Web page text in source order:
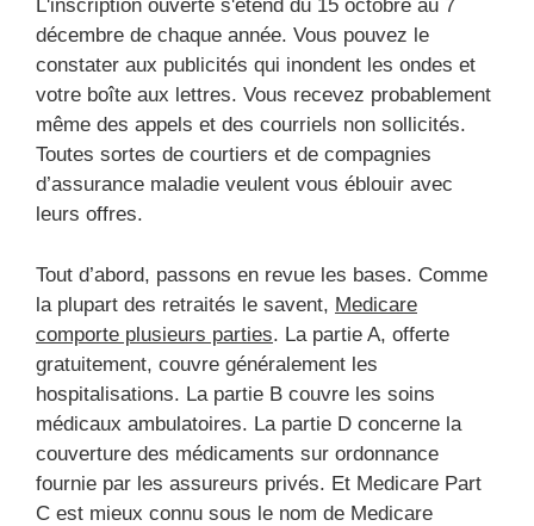
L'inscription ouverte s'étend du 15 octobre au 7
décembre de chaque année. Vous pouvez le
constater aux publicités qui inondent les ondes et
votre boîte aux lettres. Vous recevez probablement
même des appels et des courriels non sollicités.
Toutes sortes de courtiers et de compagnies
d’assurance maladie veulent vous éblouir avec
leurs offres.
Tout d’abord, passons en revue les bases. Comme
la plupart des retraités le savent, Medicare
comporte plusieurs parties. La partie A, offerte
gratuitement, couvre généralement les
hospitalisations. La partie B couvre les soins
médicaux ambulatoires. La partie D concerne la
couverture des médicaments sur ordonnance
fournie par les assureurs privés. Et Medicare Part
C est mieux connu sous le nom de Medicare